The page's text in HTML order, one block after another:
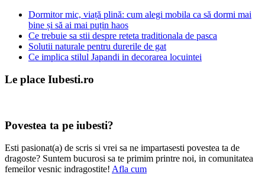
Dormitor mic, viață plină: cum alegi mobila ca să dormi mai
bine și să ai mai puțin haos
Ce trebuie sa stii despre reteta traditionala de pasca
Solutii naturale pentru durerile de gat
Ce implica stilul Japandi in decorarea locuintei
Le place Iubesti.ro
Povestea ta pe iubesti?
Esti pasionat(a) de scris si vrei sa ne impartasesti povestea ta de
dragoste? Suntem bucurosi sa te primim printre noi, in comunitatea
femeilor vesnic indragostite! Afla cum